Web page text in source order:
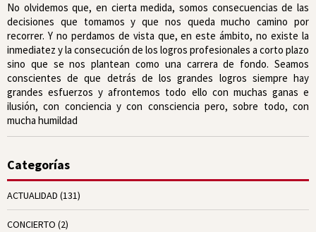
No olvidemos que, en cierta medida, somos consecuencias de las
decisiones que tomamos y que nos queda mucho camino por
recorrer. Y no perdamos de vista que, en este ámbito, no existe la
inmediatez y la consecución de los logros profesionales a corto plazo
sino que se nos plantean como una carrera de fondo. Seamos
conscientes de que detrás de los grandes logros siempre hay
grandes esfuerzos y afrontemos todo ello con muchas ganas e
ilusión, con conciencia y con consciencia pero, sobre todo, con
mucha humildad
Categorías
ACTUALIDAD (131)
CONCIERTO (2)